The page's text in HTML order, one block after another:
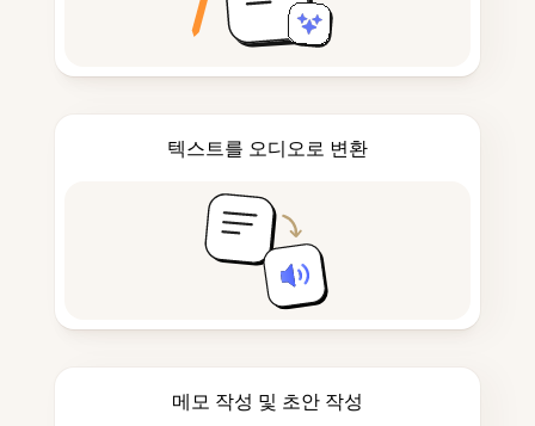
텍스트를 오디오로 변환
메모 작성 및 초안 작성